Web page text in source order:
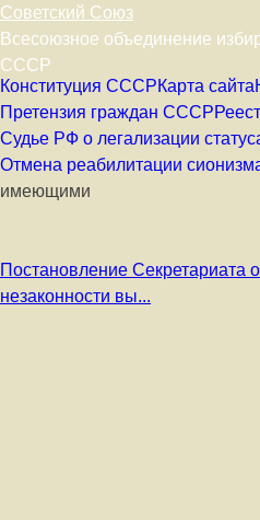
Советский Союз
Всесоюзное объединение
СССР
Skip to content
Конституция СССРКарта сайта
Претензия граждан СССР
Судье РФ о легализации
Отмена реабилитации
имеющими
Постановление Секретариата о
незаконности вы...